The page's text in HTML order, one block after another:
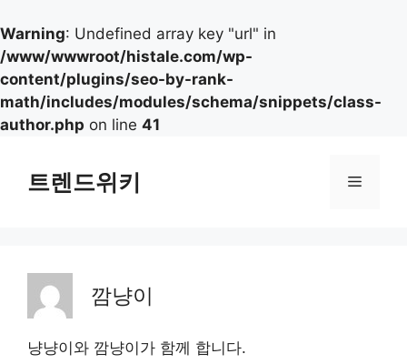
Warning: Undefined array key "url" in
/www/wwwroot/histale.com/wp-
content/plugins/seo-by-rank-
math/includes/modules/schema/snippets/class-
author.php on line 41
트렌드위키 메
깜냥이
냥냥이와 깜냥이가 함께 합니다.